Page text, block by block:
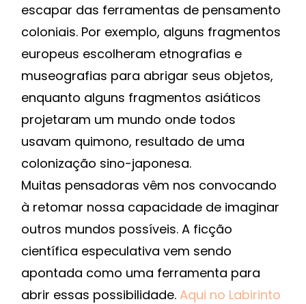
escapar das ferramentas de pensamento
coloniais. Por exemplo, alguns fragmentos
europeus escolheram etnografias e
museografias para abrigar seus objetos,
enquanto alguns fragmentos asiáticos
projetaram um mundo onde todos
usavam quimono, resultado de uma
colonização sino-japonesa.
Muitas pensadoras vêm nos convocando
à retomar nossa capacidade de imaginar
outros mundos possíveis. A ficção
científica especulativa vem sendo
apontada como uma ferramenta para
abrir essas possibilidade. Aqui no Labirinto